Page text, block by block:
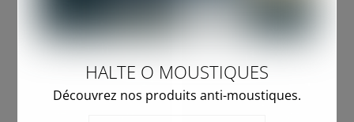
HALTE O MOUSTIQUES
Découvrez nos produits anti-moustiques.